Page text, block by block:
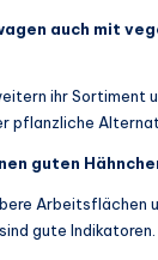
auch mit
ihr Sortiment
pflanzliche
guten
Arbeitsflächen
gute Indikatoren.